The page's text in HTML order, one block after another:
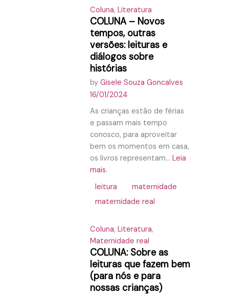
Coluna, Literatura
COLUNA – Novos
tempos, outras
versões: leituras e
diálogos sobre
histórias
by Gisele Souza Goncalves
16/01/2024
As crianças estão de férias
e passam mais tempo
conosco, para aproveitar
bem os momentos em casa,
os livros representam... Leia
mais.
leitura
maternidade
maternidade real
Coluna, Literatura,
Maternidade real
COLUNA: Sobre as
leituras que fazem bem
(para nós e para
nossas crianças)